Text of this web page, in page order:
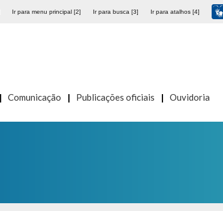
Ir para menu principal [2] Ir para busca [3] Ir para atalhos [4]
Comunicação Publicações oficiais Ouvidoria